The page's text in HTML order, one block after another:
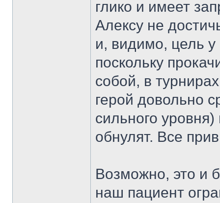
глико и имеет
Алексу не
и, видимо, цель у
поскольку
собой, в
герой довольно
сильного
обнулят. Все
Возможно, это и
наш пациент